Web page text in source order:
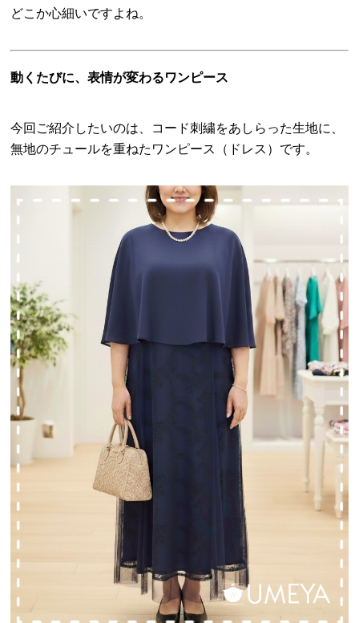
どこか心細いですよね。
動くたびに、表情が変わるワンピース
今回ご紹介したいのは、コード刺繍をあしらった生地に、
無地のチュールを重ねたワンピース（ドレス）です。